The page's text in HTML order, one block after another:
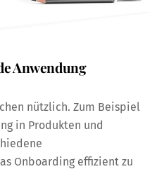
Anwendung
nützlich. Zum Beispiel
in Produkten und
Onboarding effizient zu